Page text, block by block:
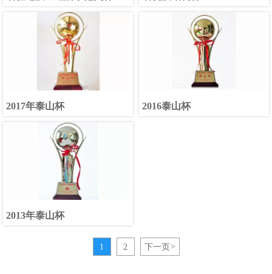
2017年泰山杯 2016泰山杯
2013年泰山杯
1 2 下一页 >